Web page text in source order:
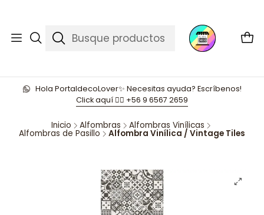
Hola PortaldecoLover✨ Necesitas ayuda? Escríbenos!
Click aquí 👉🏼 +56 9 6567 2659
Inicio Alfombras Alfombras Vinílicas
Alfombras de Pasillo Alfombra Vinílica / Vintage Tiles